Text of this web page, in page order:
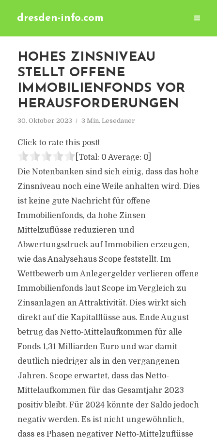
dresden-info.com
HOHES ZINSNIVEAU
STELLT OFFENE
IMMOBILIENFONDS VOR
HERAUSFORDERUNGEN
30. Oktober 2023 3 Min. Lesedauer
Click to rate this post!
[Total: 0 Average: 0]
Die Notenbanken sind sich einig, dass das hohe
Zinsniveau noch eine Weile anhalten wird. Dies
ist keine gute Nachricht für offene
Immobilienfonds, da hohe Zinsen
Mittelzuflüsse reduzieren und
Abwertungsdruck auf Immobilien erzeugen,
wie das Analysehaus Scope feststellt. Im
Wettbewerb um Anlegergelder verlieren offene
Immobilienfonds laut Scope im Vergleich zu
Zinsanlagen an Attraktivität. Dies wirkt sich
direkt auf die Kapitalflüsse aus. Ende August
betrug das Netto-Mittelaufkommen für alle
Fonds 1,31 Milliarden Euro und war damit
deutlich niedriger als in den vergangenen
Jahren. Scope erwartet, dass das Netto-
Mittelaufkommen für das Gesamtjahr 2023
positiv bleibt. Für 2024 könnte der Saldo jedoch
negativ werden. Es ist nicht ungewöhnlich,
dass es Phasen negativer Netto-Mittelzuflüsse